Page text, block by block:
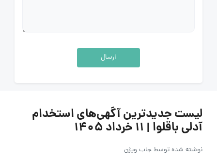
ارسال
لیست جدیدترین آگهی‌های استخدام
آدلی باقلوا | ۱۱ خرداد ۱۴۰۵
نوشته شده توسطجاب ویژن